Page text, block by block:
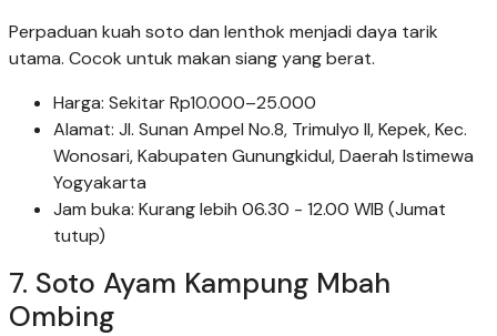
Perpaduan kuah soto dan lenthok menjadi daya tarik
utama. Cocok untuk makan siang yang berat.
Harga: Sekitar Rp10.000–25.000
Alamat: Jl. Sunan Ampel No.8, Trimulyo II, Kepek, Kec.
Wonosari, Kabupaten Gunungkidul, Daerah Istimewa
Yogyakarta
Jam buka: Kurang lebih 06.30 - 12.00 WIB (Jumat
tutup)
7. Soto Ayam Kampung Mbah
Ombing